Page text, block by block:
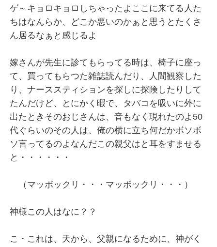
ゲ～キョロキョロしちゃったよここに来てる人た
ちはなんらか、どこか悪いのかぁと思うとたくさ
ん居るなぁと感じるよ
嫁さんが先生に診てもらってる時は、椅子に座っ
て、買ってもらつた雑誌読んだり、人間観察した
り、ナーススティションを探しに探険したりして
たんだけど、とにかく暇で、タバコを吸いに外に
出たときそのおじさんは、音もなく現れたのよ50
代ぐらいのその人は、俺の横に立ち何だかボソボ
ソ言ってるのよなんだこの親父はと耳をすませる
と・・・・・・
（マッボックリ・・・マッボックリ・・・）
神様この人はなに？？
こ・これは、天から、父親になるために、神がく